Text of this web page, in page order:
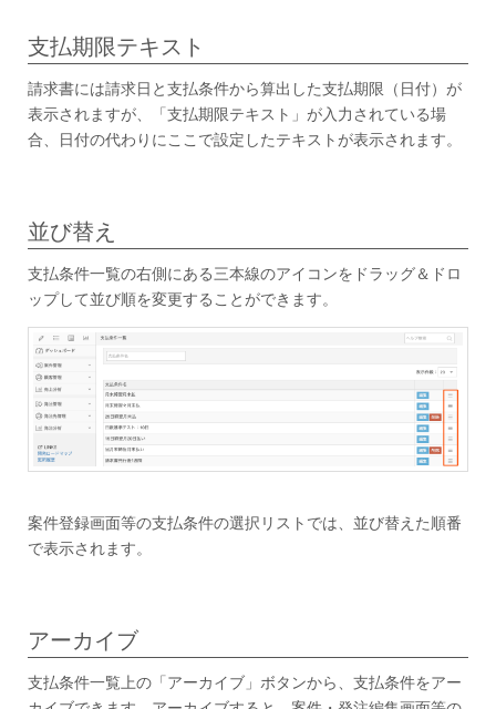
支払期限テキスト
請求書には請求日と支払条件から算出した支払期限（日付）が
表示されますが、「支払期限テキスト」が入力されている場
合、日付の代わりにここで設定したテキストが表示されます。
並び替え
支払条件一覧の右側にある三本線のアイコンをドラッグ＆ドロ
ップして並び順を変更することができます。
案件登録画面等の支払条件の選択リストでは、並び替えた順番
で表示されます。
アーカイブ
支払条件一覧上の「アーカイブ」ボタンから、支払条件をアー